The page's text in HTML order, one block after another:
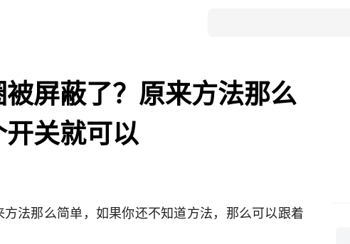
屏蔽了？原来方法那么
关就可以
法那么简单，如果你还不知道方法，那么可以跟着